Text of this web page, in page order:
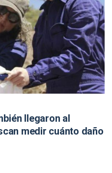
llegaron al
medir cuánto daño